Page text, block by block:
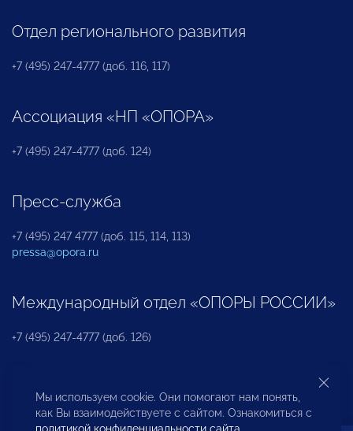
Отдел регионального развития
+7 (495) 247-4777 (доб. 116, 117)
Ассоциация «НП «ОПОРА»
+7 (495) 247-4777 (доб. 124)
Пресс-служба
+7 (495) 247 4777 (доб. 115, 114, 113)
pressa@opora.ru
Международный отдел «ОПОРЫ РОССИИ»
+7 (495) 247-4777 (доб. 126)
Бюро по защите прав предпринимателей и
инвесторов
Мы используем cookie. Они помогают нам понять,
как Вы взаимодействуете с сайтом. Ознакомиться с
политикой конфиденциальности сайта